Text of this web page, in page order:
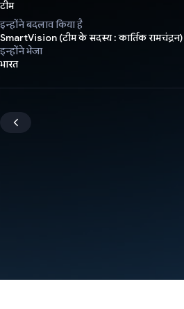
टीम
इन्होंने बदलाव किया है
SmartVision (टीम के सदस्य : कार्तिक रामचंद्रन)
इन्होंने भेजा
भारत